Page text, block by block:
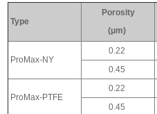
Type
Porosity
(μm)
ProMax-NY
0.22
0.45
ProMax-PTFE
0.22
0.45